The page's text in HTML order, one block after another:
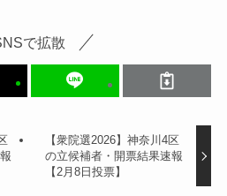
で拡散
【衆院選2026】神奈川4区
の立候補者・開票結果速報
【2月8日投票】